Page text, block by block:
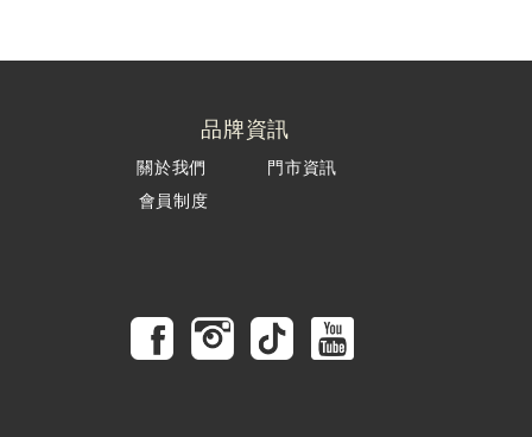
品牌資訊
關於我們
門市資訊
會員制度